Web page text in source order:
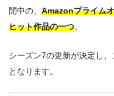
開中の、 Amazonプライム
ヒット作品の一つ。
シーズン7の更新が決定し
となります。